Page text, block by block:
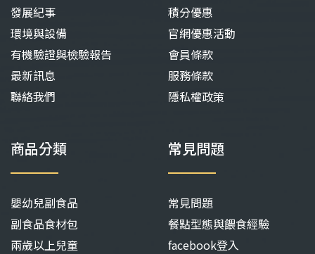
發展紀事
環境與設備
有機驗證與檢驗報告
最新訊息
聯絡我們
積分優惠
官網優惠活動
會員條款
服務條款
隱私權政策
商品分類
嬰幼兒副食品
副食品食材包
兩歲以上兒童
常見問題
常見問題
餐點型態與餵食經驗
facebook登入